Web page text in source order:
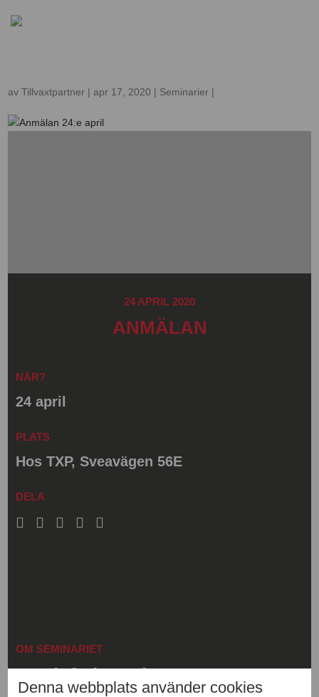
avTillvaxtpartner |apr 17, 2020 | Seminarier |
24 APRIL 2020
ANMÄLAN
NÄR?
24 april
PLATS
Hos TXP, Sveavägen 56E
DELA
OM SEMINARIET
Mer info inom kort
Denna webbplats använder cookies